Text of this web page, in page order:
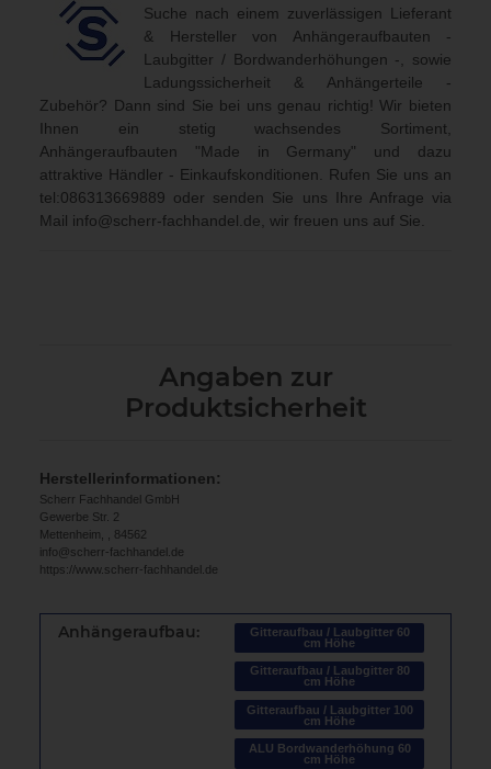
Suche nach einem zuverlässigen Lieferant
& Hersteller von Anhängeraufbauten -
Laubgitter / Bordwanderhöhungen -, sowie
Ladungssicherheit & Anhängerteile -
Zubehör? Dann sind Sie bei uns genau richtig! Wir bieten
Ihnen ein stetig wachsendes Sortiment,
Anhängeraufbauten "Made in Germany" und dazu
attraktive Händler - Einkaufskonditionen. Rufen Sie uns an
tel:086313669889 oder senden Sie uns Ihre Anfrage via
Mail info@scherr-fachhandel.de , wir freuen uns auf Sie.
Angaben zur
Produktsicherheit
Herstellerinformationen:
Scherr Fachhandel GmbH
Gewerbe Str. 2
Mettenheim, , 84562
info@scherr-fachhandel.de
https://www.scherr-fachhandel.de
Anhängeraufbau:
Gitteraufbau / Laubgitter 60
cm Höhe
Gitteraufbau / Laubgitter 80
cm Höhe
Gitteraufbau / Laubgitter 100
cm Höhe
ALU Bordwanderhöhung 60
cm Höhe